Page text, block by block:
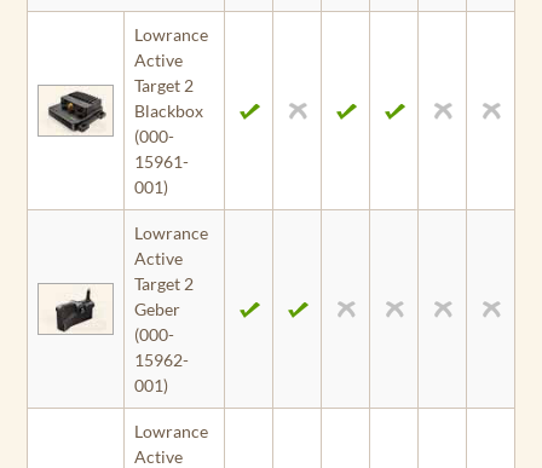
Lowrance
Active
Target 2
Blackbox
(000-
15961-
001)
Lowrance
Active
Target 2
Geber
(000-
15962-
001)
Lowrance
Active